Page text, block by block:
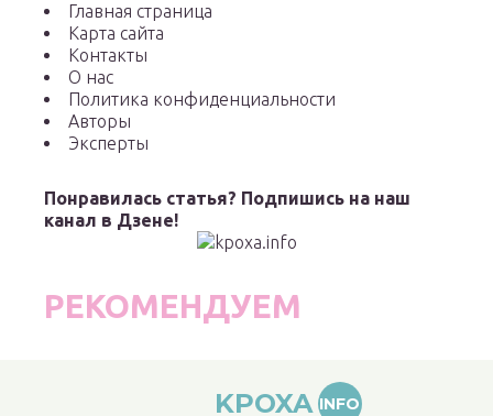
Главная страница
Карта сайта
Контакты
О нас
Политика конфиденциальности
Авторы
Эксперты
Понравилась статья? Подпишись на наш
канал в Дзене!
РЕКОМЕНДУЕМ
KPOXA INFO